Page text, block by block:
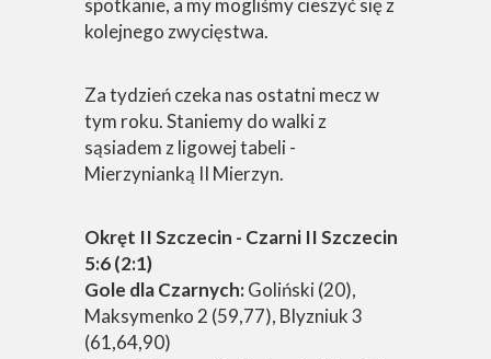
spotkanie, a my mogliśmy cieszyć się z
kolejnego zwycięstwa.
Za tydzień czeka nas ostatni mecz w
tym roku. Staniemy do walki z
sąsiadem z ligowej tabeli -
Mierzynianką II Mierzyn.
Okręt II Szczecin - Czarni II Szczecin
5:6 (2:1)
Gole dla Czarnych:Goliński (20),
Maksymenko 2 (59,77), Blyzniuk 3
(61,64,90)